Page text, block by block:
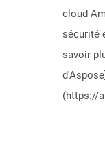
cloud
sécurité
savoir
d'Aspose]
(https://